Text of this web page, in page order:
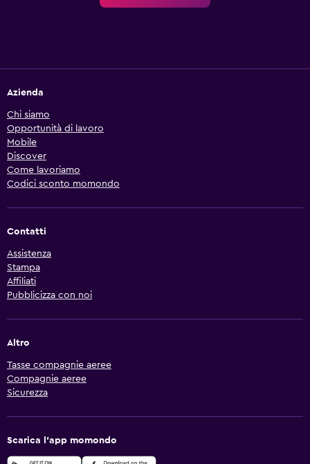
Azienda
Chi siamo
Opportunità di lavoro
Mobile
Discover
Come lavoriamo
Codici sconto momondo
Contatti
Assistenza
Stampa
Affiliati
Pubblicizza con noi
Altro
Tasse compagnie aeree
Compagnie aeree
Sicurezza
Scarica l'app momondo